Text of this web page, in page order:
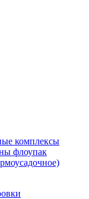
комплексы
флоупак